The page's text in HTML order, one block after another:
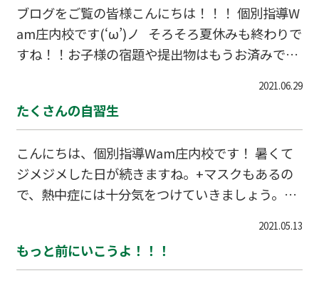
ブログをご覧の皆様こんにちは！！！ 個別指導W
am庄内校です(‘ω’)ノ そろそろ夏休みも終わりで
すね！！お子様の宿題や提出物はもうお済みでし
や長雨のせいでなかなか夏の思い出が作りにくか
ったのではないかと思います・・・。 このブログ
って来たり、気温差が激しかったりで、体調管理
も難しいところです。 暗い話題はここま
で！！！ 来週から新学期は始まる小・中学校およ
び高校は多いはず。2学期は非常に重要です!(^^)!
2021.06.29
たくさんの自習生
こんにちは、個別指導Wam庄内校です！ 暑くて
ジメジメした日が続きますね。+マスクもあるの
で、熱中症には十分気をつけていきましょう。
してもよさそうです） 現在庄内校に通っている
豊中7中生＆さくら学園生はテスト真っ最中で
2021.05.13
もっと前にいこうよ！！！